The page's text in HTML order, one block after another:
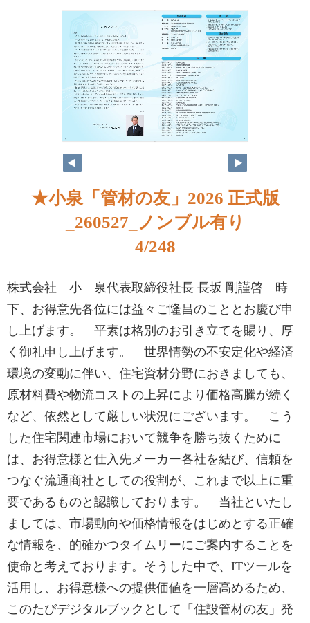
★小泉「管材の友」2026 正式版
_260527_ノンブル有り
4/248
株式会社 小 泉代表取締役社長 長坂 剛謹啓 時
下、お得意先各位には益々ご隆昌のこととお慶び申
し上げます。 平素は格別のお引き立てを賜り、厚
く御礼申し上げます。 世界情勢の不安定化や経済
環境の変動に伴い、住宅資材分野におきましても、
原材料費や物流コストの上昇により価格高騰が続く
など、依然として厳しい状況にございます。 こう
した住宅関連市場において競争を勝ち抜くために
は、お得意様と仕入先メーカー各社を結び、信頼を
つなぐ流通商社としての役割が、これまで以上に重
要であるものと認識しております。 当社といたし
ましては、市場動向や価格情報をはじめとする正確
な情報を、的確かつタイムリーにご案内することを
使命と考えております。そうした中で、ITツールを
活用し、お得意様への提供価値を一層高めるため、
このたびデジタルブックとして「住設管材の友」発